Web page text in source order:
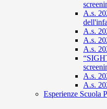
A.s.
A.s.
A.s.
A.s.
A.s.
A.s.
Esperienze Scuola